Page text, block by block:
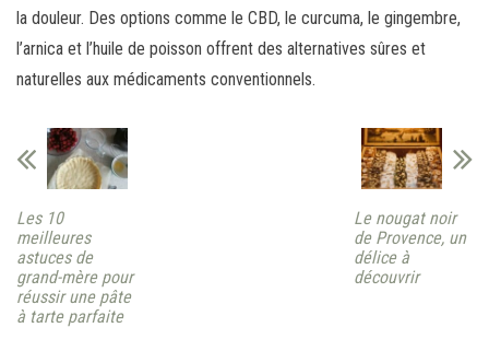
la douleur. Des options comme le CBD, le curcuma, le gingembre,
l’arnica et l’huile de poisson offrent des alternatives sûres et
naturelles aux médicaments conventionnels.
Les 10
meilleures
astuces de
grand-mère pour
réussir une pâte
à tarte parfaite
Le nougat noir
de Provence, un
délice à
découvrir